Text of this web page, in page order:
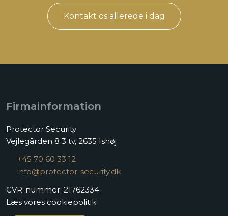
​Kontakt os allerede i dag
Firmainformation
Protector Security
Vejlegården 8 3 tv, 2635 Ishøj​
+45 70 60 33 12
info@protector-security.dk
CVR-nummer: 21762334​
Læs vores cookiepolitik